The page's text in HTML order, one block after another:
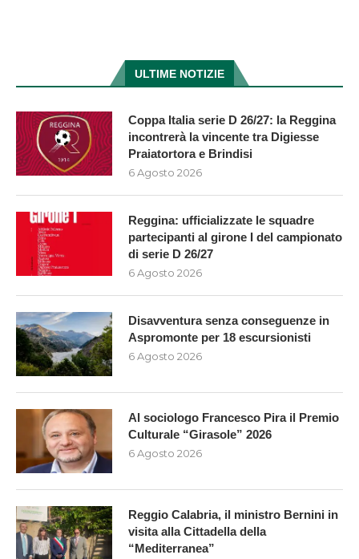
ULTIME NOTIZIE
Coppa Italia serie D 26/27: la Reggina
incontrerà la vincente tra Digiesse
Praiatortora e Brindisi
6 Agosto 2026
Reggina: ufficializzate le squadre
partecipanti al girone I del campionato
di serie D 26/27
6 Agosto 2026
Disavventura senza conseguenze in
Aspromonte per 18 escursionisti
6 Agosto 2026
Al sociologo Francesco Pira il Premio
Culturale “Girasole” 2026
6 Agosto 2026
Reggio Calabria, il ministro Bernini in
visita alla Cittadella della
“Mediterranea”